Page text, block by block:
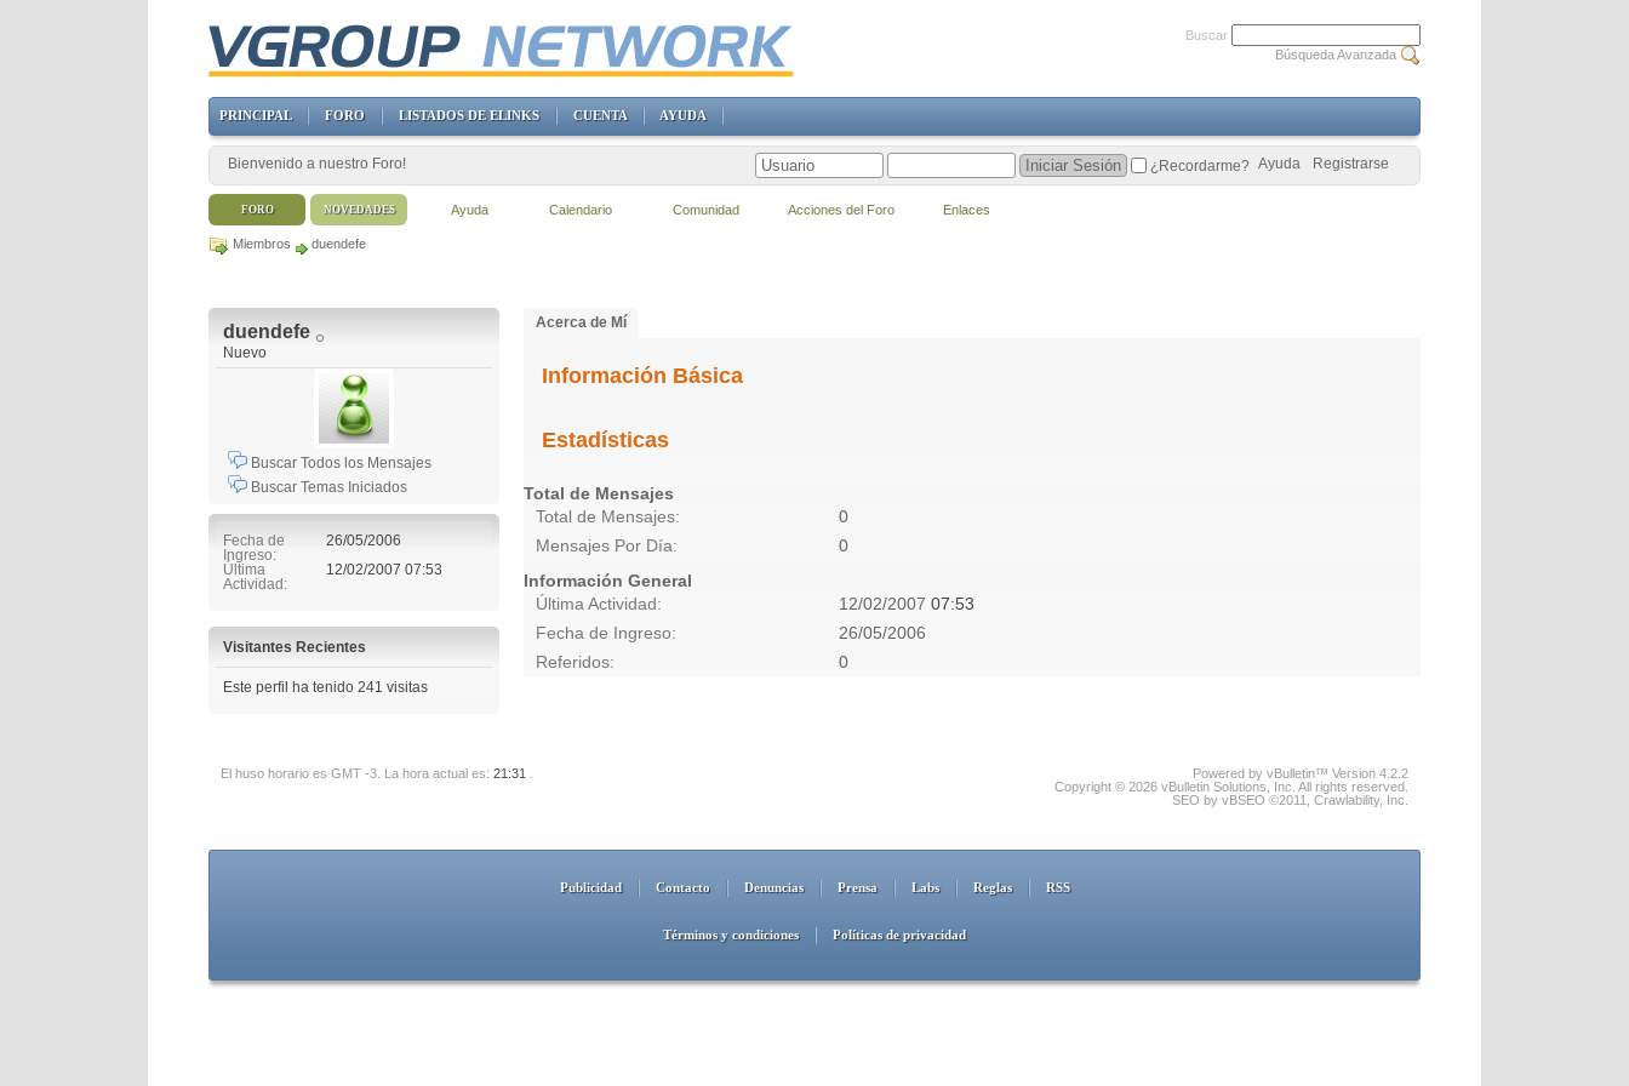
Miembros duendefe
duendefe
Nuevo
Buscar Todos los Mensajes
Buscar Temas Iniciados
Fecha de
Ingreso
26/05/2006
Última
Actividad
12/02/2007 07:53
Visitantes Recientes
Este perfil ha tenido 241 visitas
Acerca de Mí
Información Básica
Estadísticas
Total de Mensajes
Total de Mensajes
0
Mensajes Por Día
0
Información General
Última Actividad
12/02/2007 07:53
Fecha de Ingreso
26/05/2006
Referidos
0
El huso horario es GMT -3. La hora actual es: 21:31
Powered by vBulletin™ Version 4.2.2
Copyright © 2026 vBulletin Solutions, Inc. All rights reserved.
SEO by vBSEO ©2011, Crawlability, Inc.
Publicidad Contacto Denuncias Prensa Labs Reglas RSS
Términos y condiciones Políticas de privacidad
Buscar
Búsqueda Avanzada
PRINCIPAL FORO LISTADOS DE ELINKS CUENTA AYUDA
Bienvenido a nuestro Foro! Registrarse
Ayuda
¿Recordarme?
FORO Ayuda Calendario Comunidad Acciones del Foro Enlaces
NOVEDADES